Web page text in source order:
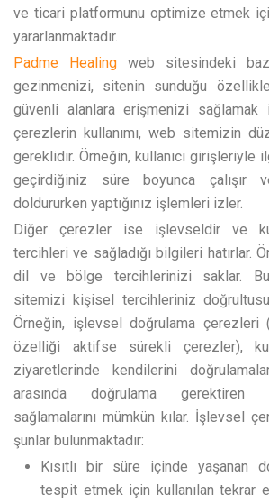
ve ticari platformunu optimize etmek
yararlanmaktadır.
Padme Healing web sitesindeki
gezinmenizi, sitenin sunduğu
güvenli alanlara erişmenizi sağlamak
çerezlerin kullanımı, web sitemizin
gereklidir. Örneğin, kullanıcı girişleriyle
geçirdiğiniz süre boyunca çalışır
doldururken yaptığınız işlemleri izler.
Diğer çerezler ise işlevseldir ve
tercihleri ve sağladığı bilgileri hatırlar.
dil ve bölge tercihlerinizi saklar.
sitemizi kişisel tercihleriniz
Örneğin, işlevsel doğrulama çerezleri
özelliği aktifse sürekli çerezler),
ziyaretlerinde kendilerini
arasında doğrulama gerektiren
sağlamalarını mümkün kılar. İşlevsel
şunlar bulunmaktadır:
Kısıtlı bir süre içinde yaşanan
tespit etmek için kullanılan tekrar